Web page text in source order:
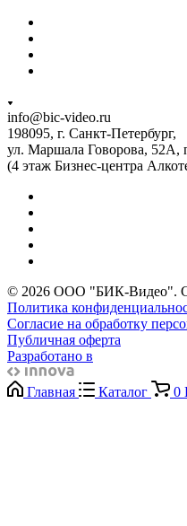
info@bic-video.ru
198095, г. Санкт-Петербург,
ул. Маршала Говорова, 52А,
(4 этаж Бизнес-центра
© 2026 ООО "БИК-Видео".
Политика
Согласие на обработку
Публичная оферта
Разработано в
Главная Каталог 0